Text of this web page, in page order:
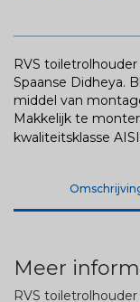
RVS
Spaanse Didheya.
middel van
Makkelijk te
kwaliteitsklasse
Meer
RVS